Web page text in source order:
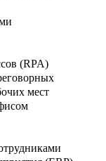
(RPA)
мест